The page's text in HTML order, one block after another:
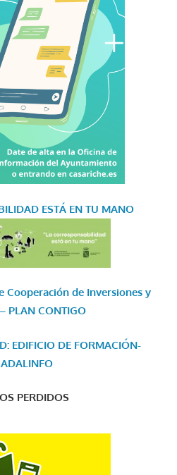
ESTÁ EN TU MANO
Cooperación de Inversiones y
PLAN CONTIGO
EDIFICIO DE FORMACIÓN-
PERDIDOS